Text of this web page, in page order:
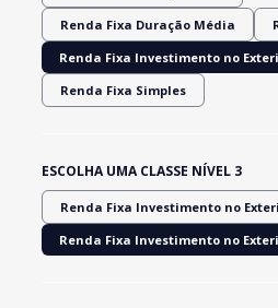
Renda Fixa Duração Média
Renda Fixa Investimento no
Renda Fixa Simples
ESCOLHA UMA CLASSE NÍVEL 3
Renda Fixa Investimento no
Renda Fixa Investimento no